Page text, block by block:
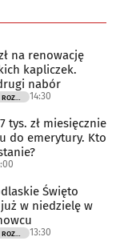
na renowację
kapliczek.
nabór
14:30
tys. zł miesięcznie
do emerytury. Kto
Święto
w niedzielę w
13:30